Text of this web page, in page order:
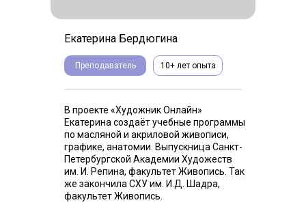
10+ лет опыта
Екатерина Бердюгина
Преподаватель
В проекте «Художник Онлайн»
Екатерина создаёт учебные программы
по масляной и акриловой живописи,
графике, анатомии. Выпускница Санкт-
Петербургской Академии Художеств
им. И. Репина, факультет Живопись. Так
же закончила СХУ им. И.Д. Шадра,
факультет Живопись.